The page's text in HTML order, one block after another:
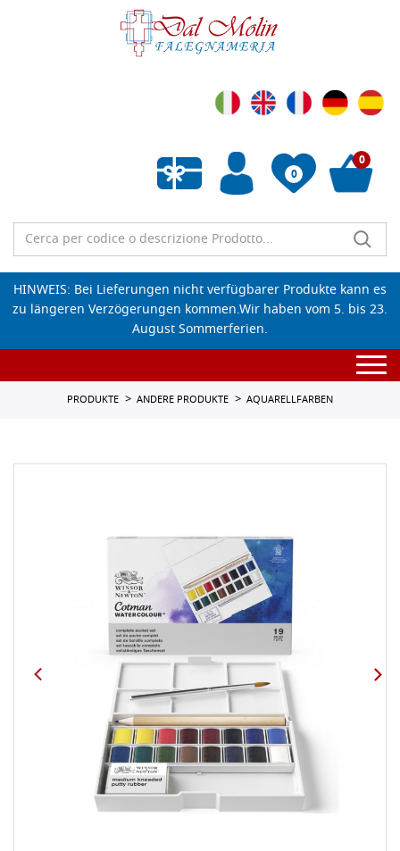
0
Wunschliste leeren
0
HINWEIS: Bei Lieferungen nicht verfügbarer Produkte kann es
zu längeren Verzögerungen kommen.Wir haben vom 5. bis 23.
August Sommerferien.
PRODUKTE ANDERE PRODUKTE AQUARELLFARBEN